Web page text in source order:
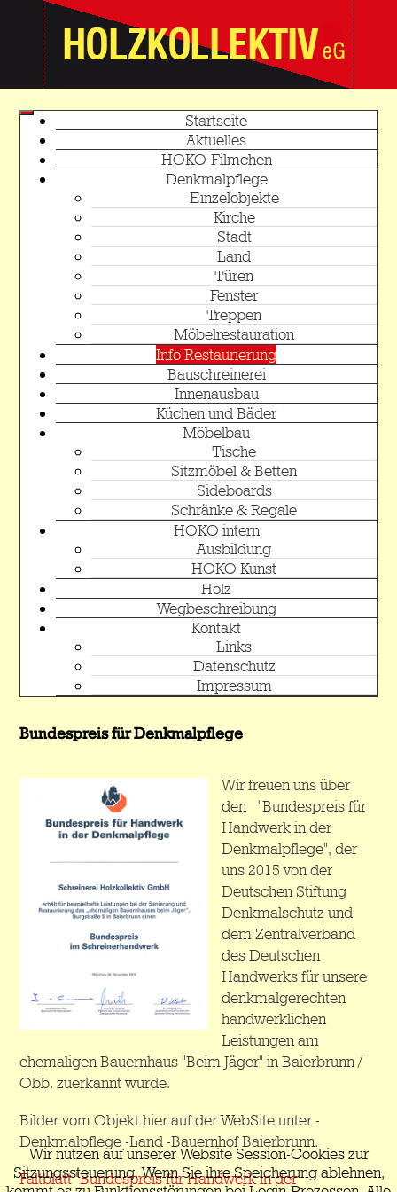
Startseite
Aktuelles
HOKO-Filmchen
Denkmalpflege
Einzelobjekte
Kirche
Stadt
Land
Türen
Fenster
Treppen
Möbelrestauration
Info Restaurierung
Bauschreinerei
Innenausbau
Küchen und Bäder
Möbelbau
Tische
Sitzmöbel & Betten
Sideboards
Schränke & Regale
HOKO intern
Ausbildung
HOKO Kunst
Holz
Wegbeschreibung
Kontakt
Links
Datenschutz
Impressum
Bundespreis für Denkmalpflege
Wir freuen uns über
den "Bundespreis für
Handwerk in der
Denkmalpflege", der
uns 2015 von der
Deutschen Stiftung
Denkmalschutz und
dem Zentralverband
des Deutschen
Handwerks für unsere
denkmalgerechten
handwerklichen
Leistungen am
ehemaligen Bauernhaus "Beim Jäger" in Baierbrunn /
Obb. zuerkannt wurde.
Bilder vom Objekt hier auf der WebSite unter -
Denkmalpflege -Land -Bauernhof Baierbrunn.
Faltblatt "Bundespreis für Handwerk in der
Wir nutzen auf unserer Website Session-Cookies zur
Sitzungssteuerung. Wenn Sie ihre Speicherung ablehnen,